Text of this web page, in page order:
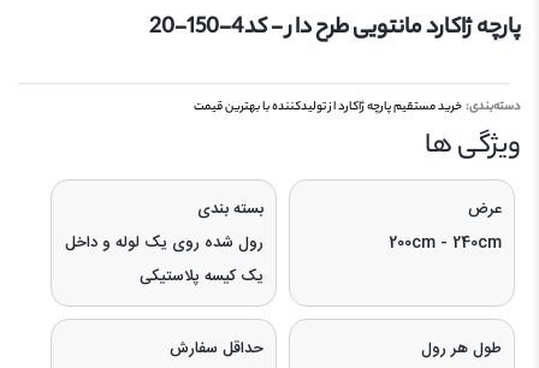
پارچه ژاکارد مانتویی طرح دار - کد4-150-20
دسته‌بندی:خرید مستقیم پارچه ژاکارد از تولیدکننده با بهترین قیمت
ویژگی‌ ها
عرض
200cm - 240cm
بسته بندی
رول شده روی یک لوله و داخل
یک کیسه پلاستیکی
طول هر رول
حداقل سفارش